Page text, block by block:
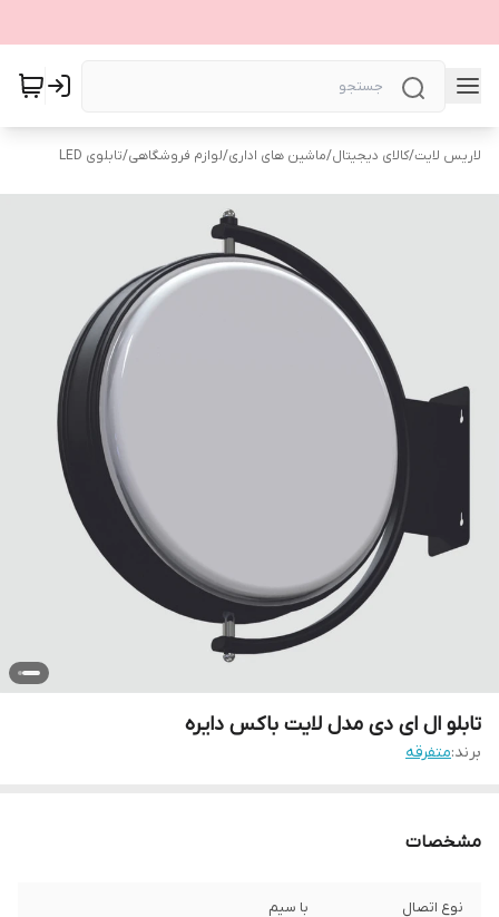
لاریس لایت/کالای دیجیتال/ماشین های اداری/لوازم فروشگاهی/تابلوی LED
تابلو ال ای دی مدل لایت باکس دایره
برند:متفرقه
مشخصات
نوع اتصال با سیم